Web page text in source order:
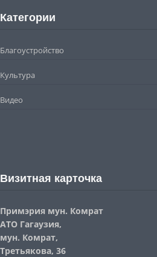
Категории
Благоустройство
Культура
Видео
Визитная карточка
Примэрия мун. Комрат
АТО Гагаузия,
мун. Комрат,
Третьякова, 36